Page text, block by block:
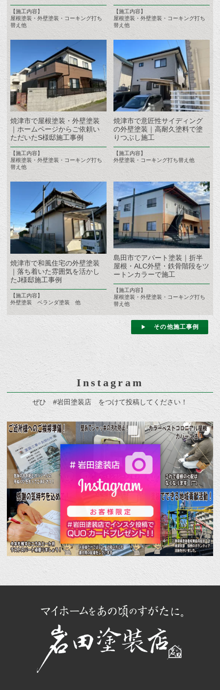
【施工内容】
屋根塗装・外壁塗装・コーキング打ち
替え他
【施工内容】
屋根塗装・外壁塗装・コーキング打ち
替え他
焼津市で屋根塗装・外壁塗装
｜ホームページからご依頼い
ただいたS様邸施工事例
【施工内容】
屋根塗装・外壁塗装・コーキング打ち
替え他
焼津市で意匠性サイディング
の外壁塗装｜高耐久塗料で塗
りつぶし施工
【施工内容】
外壁塗装・コーキング打ち替え他
焼津市で和風住宅の外壁塗装
｜落ち着いた雰囲気を活かし
たJ様邸施工事例
【施工内容】
外壁塗装 ベランダ塗装 他
島田市でアパート塗装｜折半
屋根・ALC外壁・鉄骨階段をツ
ートンカラーで施工
【施工内容】
屋根塗装・外壁塗装・コーキング打ち
替え他
その他施工事例
Instagram
ぜひ #岩田塗装店 をつけて投稿してください！